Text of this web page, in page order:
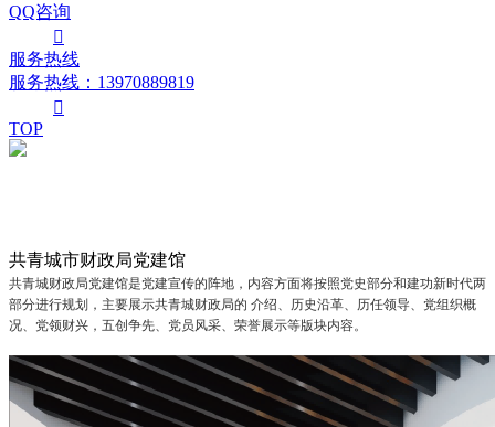
QQ咨询

服务热线
服务热线：‭13970889819

TOP
共青城市财政局党建馆
共青城财政局党建馆是党建宣传的阵地，内容方面将按照党史部分和建功新时代两
部分进行规划，主要展示共青城财政局的 介绍、历史沿革、历任领导、党组织概
况、党领财兴，五创争先、党员风采、荣誉展示等版块内容。